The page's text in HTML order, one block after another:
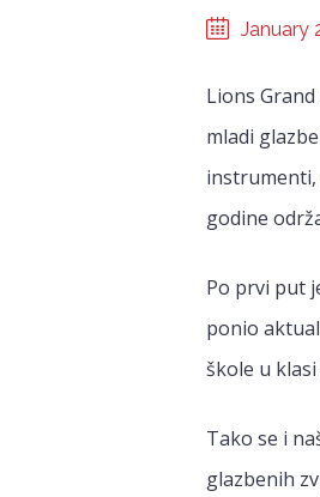
January
Lions
mladi
instrumenti,
godine
Po prvi put
ponio
škole u
Tako se i
glazbenih